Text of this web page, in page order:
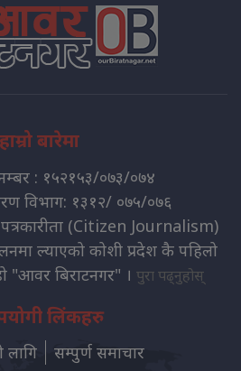
हाम्रो बारेमा
: १५२१५३/०७३/०७४
विभाग: १३१२/ ०७५/०७६
(Citizen Journalism)
ल्याएको कोशी प्रदेश कै पहिलो
"आवर बिराटनगर" । पुरा पढ्नुहोस्
लिंकहरु
लागि सम्पुर्ण समाचार